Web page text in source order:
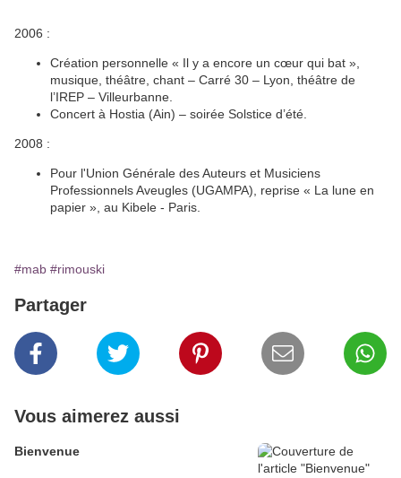
2006 :
Création personnelle « Il y a encore un cœur qui bat »,
musique, théâtre, chant – Carré 30 – Lyon, théâtre de
l’IREP – Villeurbanne.
Concert à Hostia (Ain) – soirée Solstice d’été.
2008 :
Pour l'Union Générale des Auteurs et Musiciens
Professionnels Aveugles (UGAMPA), reprise « La lune en
papier », au Kibele - Paris.
#mab #rimouski
Partager
Vous aimerez aussi
Bienvenue